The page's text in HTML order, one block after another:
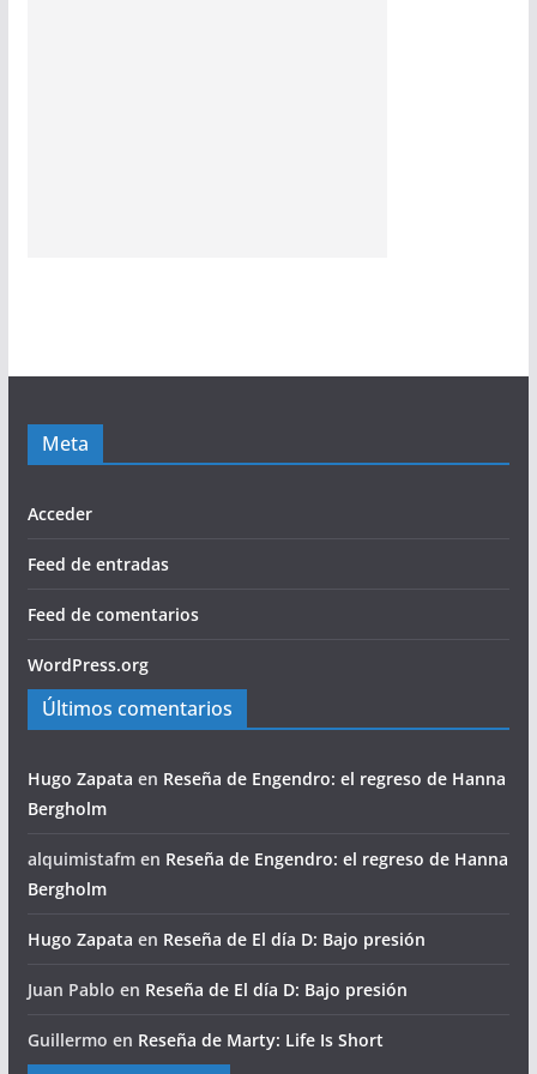
Meta
Acceder
Feed de entradas
Feed de comentarios
WordPress.org
Últimos comentarios
Hugo Zapata en Reseña de Engendro: el regreso de Hanna
Bergholm
alquimistafmen Reseña de Engendro: el regreso de Hanna
Bergholm
Hugo Zapata en Reseña de El día D: Bajo presión
Juan Pablo en Reseña de El día D: Bajo presión
Guillermo en Reseña de Marty: Life Is Short